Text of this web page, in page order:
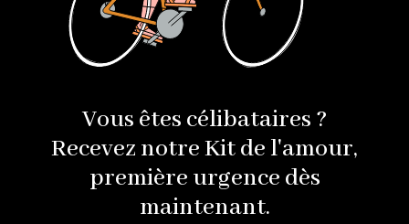
Vous êtes célibataires ?
Recevez notre Kit de l'amour,
première urgence dès
maintenant.